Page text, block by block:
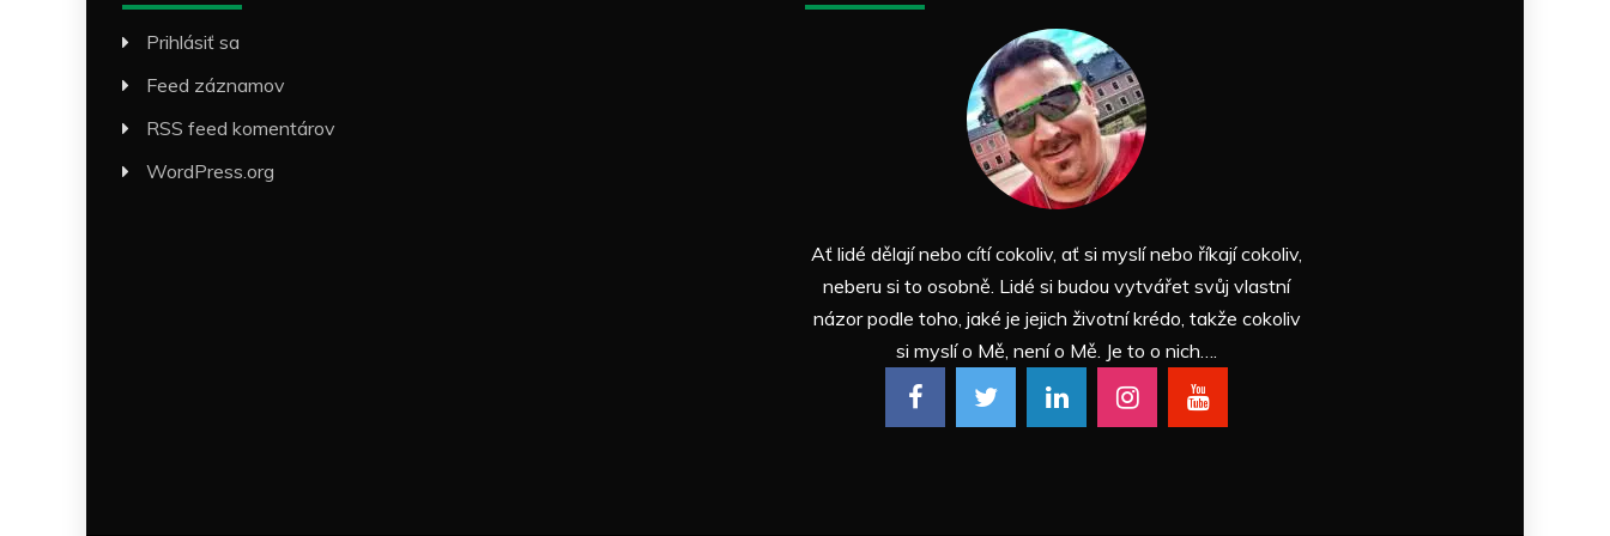
Prihlásiť sa
Feed záznamov
RSS feed komentárov
WordPress.org
Ať lidé dělají nebo cítí cokoliv, ať si myslí nebo říkají cokoliv,
neberu si to osobně. Lidé si budou vytvářet svůj vlastní
názor podle toho, jaké je jejich životní krédo, takže cokoliv
si myslí o Mě, není o Mě. Je to o nich….